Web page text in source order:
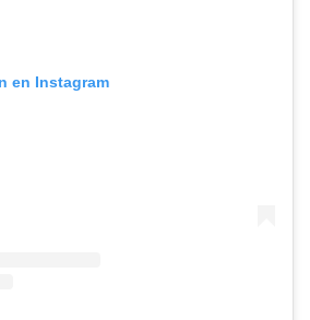
en Instagram